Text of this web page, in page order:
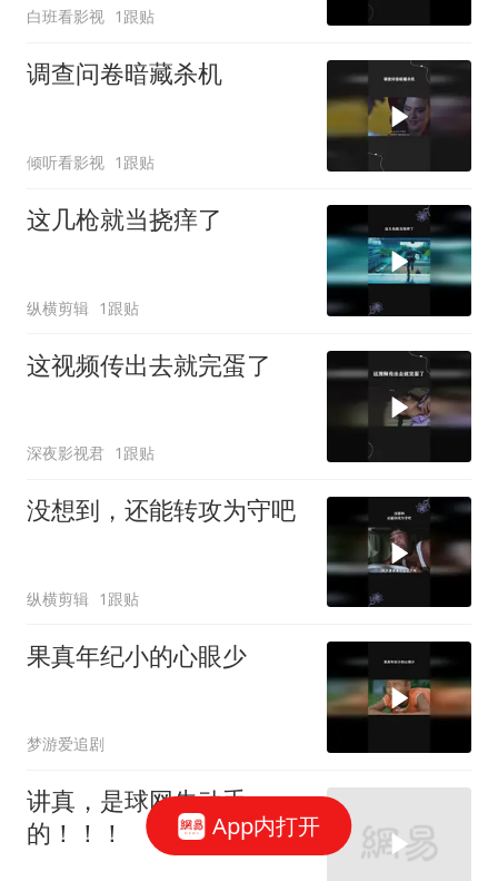
白班看影视 1跟贴
调查问卷暗藏杀机
倾听看影视 1跟贴
这几枪就当挠痒了
纵横剪辑 1跟贴
这视频传出去就完蛋了
深夜影视君 1跟贴
没想到，还能转攻为守吧
纵横剪辑 1跟贴
果真年纪小的心眼少
梦游爱追剧
讲真，是球网先动手
的！！！
App内打开